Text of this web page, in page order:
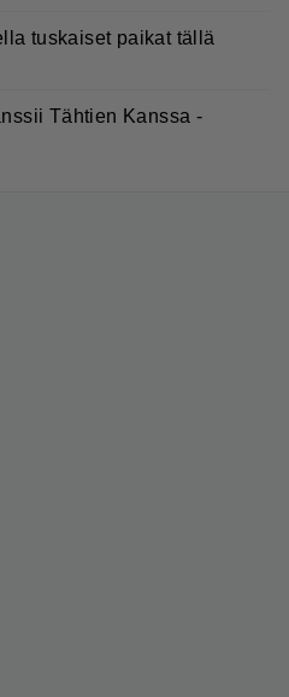
tuskaiset paikat tällä
Tähtien Kanssa -